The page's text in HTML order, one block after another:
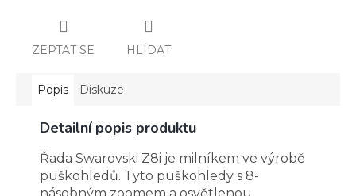
ZEPTAT SE HLÍDAT
Popis Diskuze
Detailní popis produktu
Řada Swarovski Z8i je milníkem ve výrobě
puškohledů. Tyto puškohledy s 8-
násobným zoomem a osvětlenou